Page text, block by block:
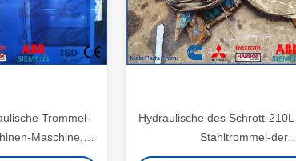
Trommel-
Maschine,
Maschine 1800kg
Hydraulische des Schrott-
Stahltrommel-der
Zerkleinerungsmaschinen-